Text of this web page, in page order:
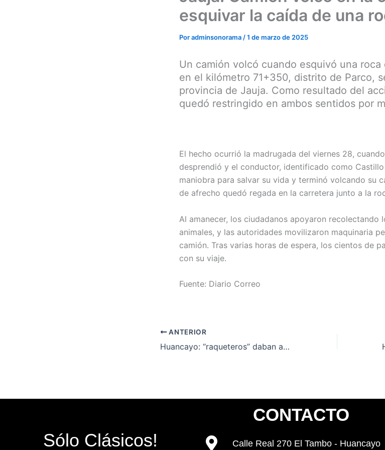
esquivar la caída de una
Poradminsonorama/1 de marzo de 2025
Un camión volcó cuando esquivó una
en el kilómetro 71+350, distrito de Parco,
provincia de Jauja. Como resultado del
quedó restringido en ambos sentidos por
El hecho ocurrió la madrugada del viernes 28,
desprendió y el conductor, identificado como
maniobra para salvar su vida y terminó volcando su
de afrecho quedó regada en la carretera junto a la
Al amanecer, los ciudadanos apoyaron recolectando
animales, y las autoridades movilizaron maquinaria
camión. Tras varias horas de espera, los cientos de
con su viaje.
Fuente: Diario Correo
ANTERIOR
Huancayo: “raqueteros” daban abrazos a víctimas para robarles
Sólo Clásicos!
CONTACTO
Calle Real 270 El Tambo - Huancayo